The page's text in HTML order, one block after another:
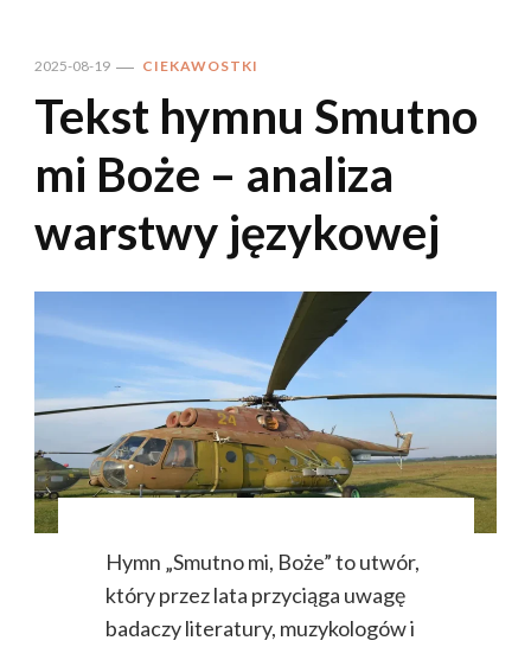
2025-08-19 CIEKAWOSTKI
Tekst hymnu Smutno
mi Boże – analiza
warstwy językowej
Hymn „Smutno mi, Boże” to utwór,
który przez lata przyciąga uwagę
badaczy literatury, muzykologów i